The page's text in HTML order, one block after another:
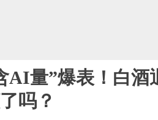
AI量”爆表！白酒
吗？